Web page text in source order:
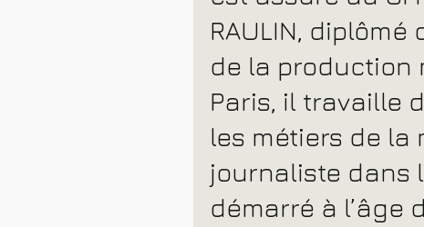
RAULIN,
de la production
Paris, il travaille
les métiers de la
journaliste dans
démarré à l’âge